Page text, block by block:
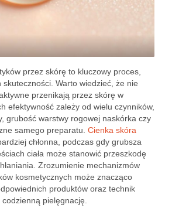
przez skórę to kluczowy proces,
skuteczności. Warto wiedzieć, że nie
przenikają przez skórę w
efektywność zależy od wielu czynników,
grubość warstwy rogowej naskórka czy
samego preparatu. Cienka skóra
chłonna, podczas gdy grubsza
ciała może stanowić przeszkodę
Zrozumienie mechanizmów
kosmetycznych może znacząco
produktów oraz technik
pielęgnację.